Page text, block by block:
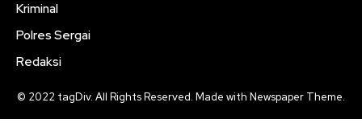
Kriminal
Polres Sergai
Redaksi
© 2022 tagDiv. All Rights Reserved. Made with Newspaper Theme.